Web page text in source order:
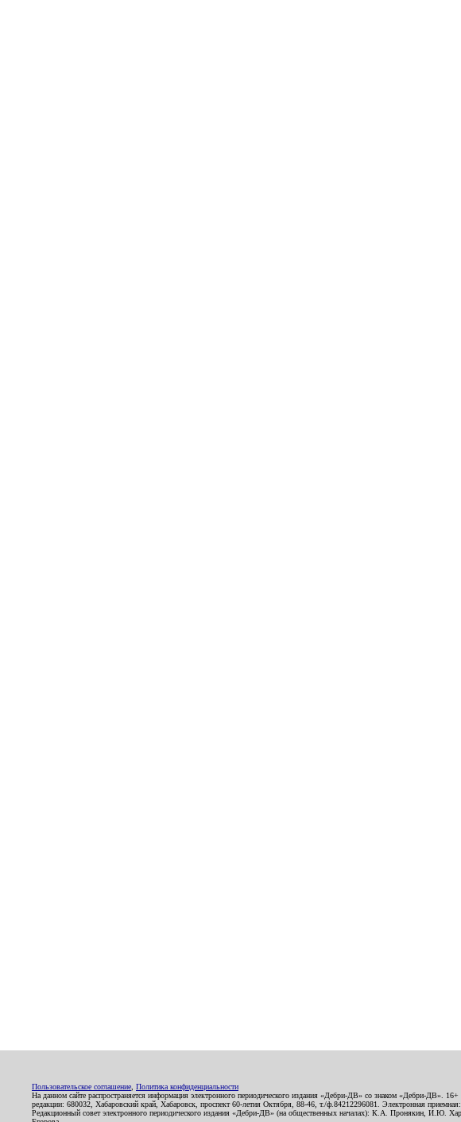
Пользовательское соглашение Политика конфиденциальности
На данном сайте распространяется информация электронного периодического издания «Дебри-ДВ» со знаком «Дебри-
редакции: 680032, Хабаровский край, Хабаровск, проспект 60-летия Октября, 88-46, т./ф.84212296081. Электронная приемная:
Редакционный совет электронного периодического издания «Дебри-ДВ» (на общественных началах): К.А.